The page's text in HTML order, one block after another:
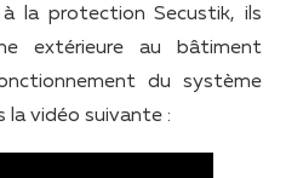
à la protection Secustik, ils
extérieure au bâtiment
du système
la vidéo suivante :